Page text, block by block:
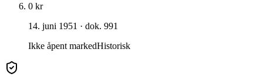
0 kr
14. juni 1951 · dok. 991
Ikke åpent markedHistorisk